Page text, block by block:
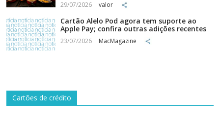
29/07/2026 valor
Cartão Alelo Pod agora tem suporte ao
Apple Pay; confira outras adições recentes
23/07/2026 MacMagazine
Cartões de crédito